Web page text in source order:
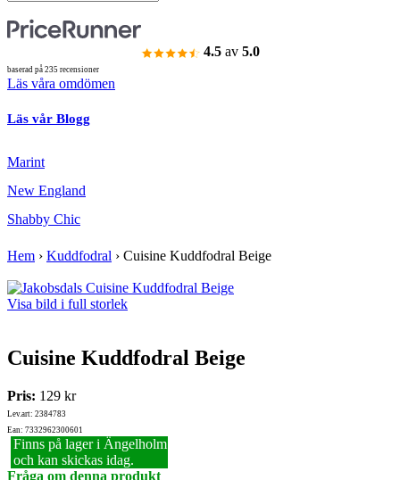
4.5 av 5.0
baserad på 235 recensioner
Läs våra omdömen
Läs vår Blogg
Marint
New England
Shabby Chic
Hem › Kuddfodral › Cuisine Kuddfodral Beige
Visa bild i full storlek
Cuisine Kuddfodral Beige
Pris: 129 kr
Lev.art: 2384783
Ean: 7332962300601
Finns på lager i Ängelholm
och kan skickas idag.
Fråga om denna produkt